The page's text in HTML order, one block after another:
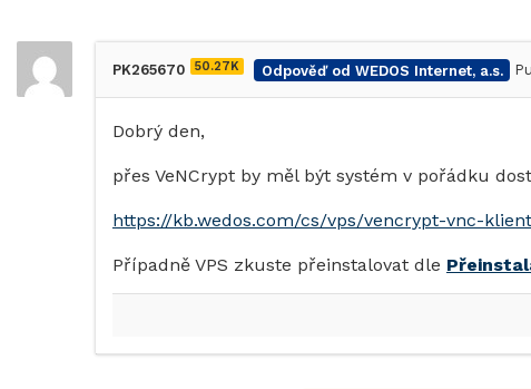
PK265670 50.27K Odpověď od WEDOS Internet, a.s.
Dobrý den,
přes VeNCrypt by měl být systém v pořádku
https://kb.wedos.com/cs/vps/vencrypt-vnc-
Případně VPS zkuste přeinstalovat dle